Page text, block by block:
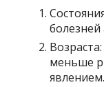
меньше
явлением.